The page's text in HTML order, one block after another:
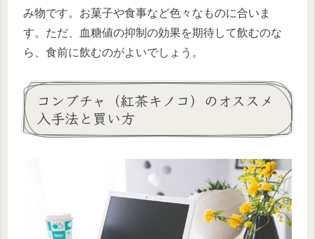
み物です。お菓子や食事など色々なものに合いま
す。ただ、血糖値の抑制の効果を期待して飲むのな
ら、食前に飲むのがよいでしょう。
コンブチャ（紅茶キノコ）のオススメ
入手法と買い方